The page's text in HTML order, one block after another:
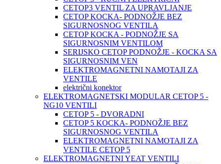
CETOP3 VENTIL ZA UPRAVLJANJE
CETOP KOCKA- PODNOŽJE BEZ
SIGURNOSNOG VENTILA
CETOP KOCKA - PODNOŽJE SA
SIGURNOSNIM VENTILOM
SERIJSKO CETOP PODNOŽJE - KOCKA SA
SIGURNOSNIM VEN
ELEKTROMAGNETNI NAMOTAJI ZA
VENTILE
električni konektor
ELEKTROMAGNETSKI MODULAR CETOP 5 -
NG10 VENTILI
CETOP 5 - DVORADNI
CETOP 5 KOCKA- PODNOŽJE BEZ
SIGURNOSNOG VENTILA
ELEKTROMAGNETNI NAMOTAJI ZA
VENTILE CETOP 5
ELEKTROMAGNETNI YEAT VENTILI